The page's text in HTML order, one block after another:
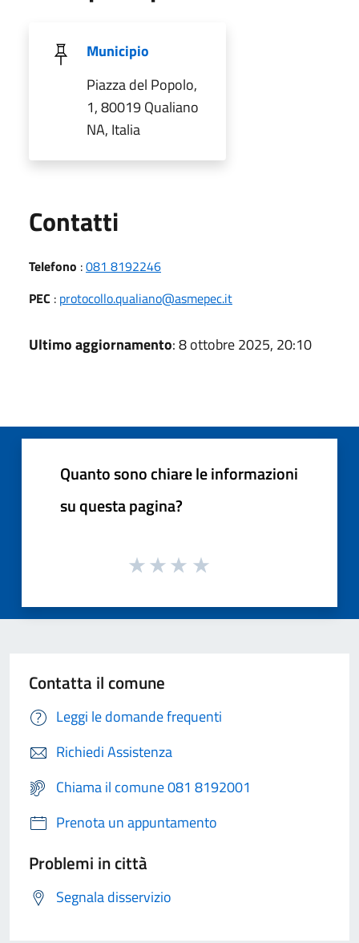
Municipio
Piazza del Popolo,
1, 80019 Qualiano
NA, Italia
Contatti
Telefono :081 8192246
PEC : protocollo.qualiano@asmepec.it
Ultimo aggiornamento: 8 ottobre 2025, 20:10
Quanto sono chiare le informazioni
su questa pagina?
Contatta il comune
Leggi le domande frequenti
Richiedi Assistenza
Chiama il comune 081 8192001
Prenota un appuntamento
Problemi in città
Segnala disservizio